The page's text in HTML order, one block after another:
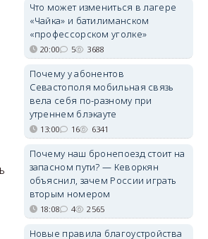
Что может измениться в лагере
«Чайка» и батилиманском
«профессорском уголке»
20:00 5 3688
Почему у абонентов
Севастополя мобильная связь
вела себя по-разному при
утреннем блэкауте
13:00 16 6341
Почему наш бронепоезд стоит на
запасном пути? — Кеворкян
объяснил, зачем России играть
вторым номером
18:08 4 2565
Новые правила благоустройства